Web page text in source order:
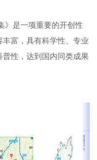
是一项重要的开创性
富，具有科学性、专业
性，达到国内同类成果